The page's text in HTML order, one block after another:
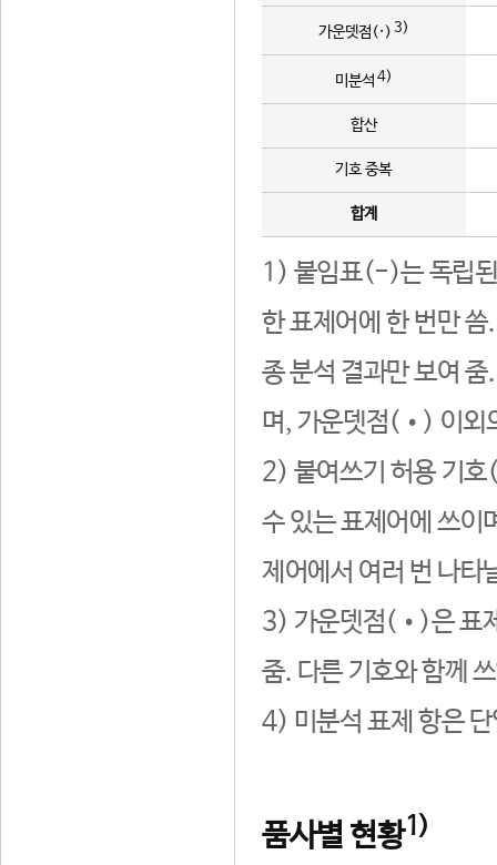
가운뎃점(·) 3)
미분석 4)
합산
기호 중복
합계
1) 붙임표(-)는 독립된
한 표제어에 한 번만
종 분석 결과만 보여
며, 가운뎃점(•) 이외
2) 붙여쓰기 허용 기호
수 있는 표제어에 쓰이
제어에서 여러 번 나타
3) 가운뎃점(•)은 표
줌. 다른 기호와 함께
4) 미분석 표제 항은
품사별 현황1)